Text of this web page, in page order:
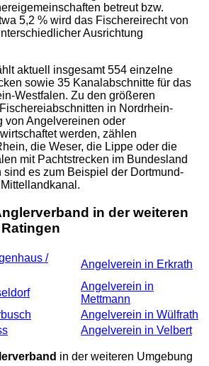
betreut bzw.
5,2 % wird das Fischereirecht von
Ausrichtung
aktuell insgesamt 554 einzelne
sowie 35 Kanalabschnitte für das
Westfalen. Zu den größeren
in Nordrhein-
von Angelvereinen oder
werden, zählen
die Weser, die Lippe oder die
mit Pachtstrecken im Bundesland
sind es zum Beispiel der Dortmund-
in der weiteren
/
Angelverein in Erkrath
Angelverein in
Mettmann
Angelverein in Wülfrath
Angelverein in Velbert
in der weiteren Umgebung